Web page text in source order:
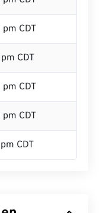
CDT
CDT
CDT
CDT
CDT